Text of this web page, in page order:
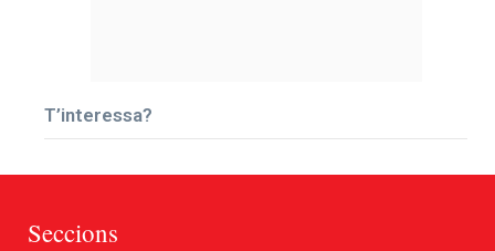
T’interessa?
Seccions